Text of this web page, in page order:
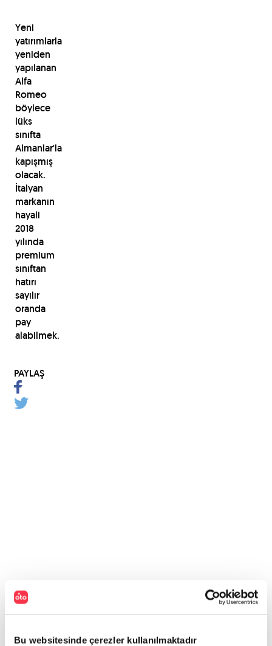
Bu websitesinde çerezler kullanılmaktadır
Yeni
yatırımlarla
yeniden
yapılanan
Alfa
Romeo
böylece
lüks
sınıfta
Almanlar'la
kapışmış
olacak.
İtalyan
markanın
hayali
2018
yılında
premium
sınıftan
hatırı
sayılır
oranda
pay
alabilmek.
PAYLAŞ